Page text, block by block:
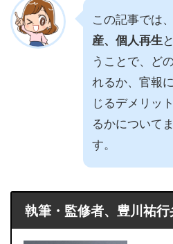
この記事では、
産、個人再生
うことで、ど
れるか、官報
じるデメリッ
るかについて
す。
執筆・監修者、豊川祐行